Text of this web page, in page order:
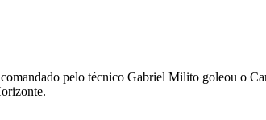
pelo técnico Gabriel Milito goleou o